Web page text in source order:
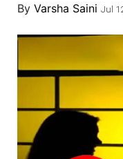
By Varsha Saini Jul